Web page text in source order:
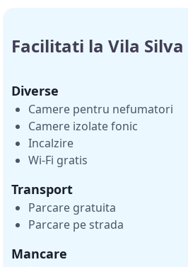
Facilitati la Vila
Diverse
Camere pentru nefumatori
Camere izolate fonic
Incalzire
Wi-Fi gratis
Transport
Parcare gratuita
Parcare pe strada
Mancare